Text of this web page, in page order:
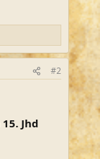
#2
15. Jhd